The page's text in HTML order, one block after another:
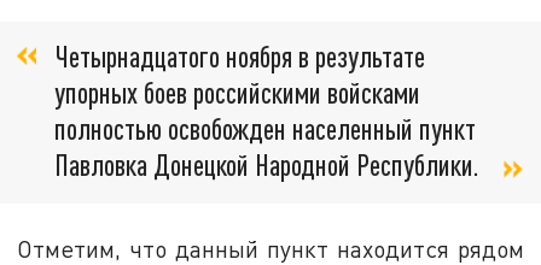
Четырнадцатого ноября в результате
упорных боев российскими войсками
полностью освобожден населенный пункт
Павловка Донецкой Народной Республики.
Отметим, что данный пункт находится рядом